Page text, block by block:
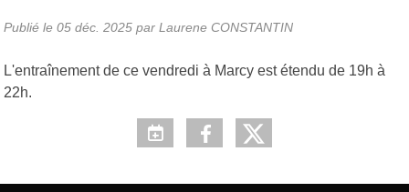
Publié le 05 déc. 2025 par Laurene CONSTANTIN
L'entraînement de ce vendredi à Marcy est étendu de 19h à
22h.